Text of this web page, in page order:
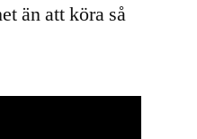
än att köra så